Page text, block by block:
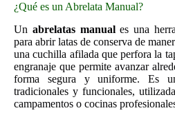
¿Qué es un Abrelata Manual?
Un abrelatas manuales una
para abrir latas de conserva de
una cuchilla afilada que perfora la
engranaje que permite avanzar
forma segura y uniforme. Es
tradicionales y funcionales,
campamentos o cocinas